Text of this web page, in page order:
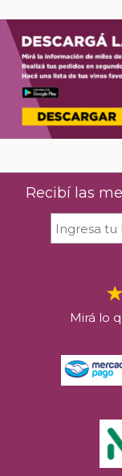
Recibí las
Mirá lo